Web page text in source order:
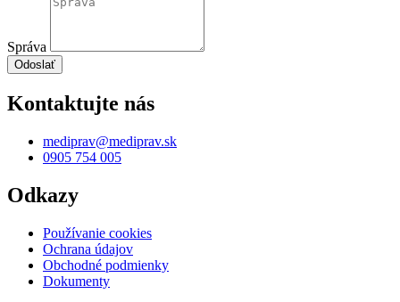
Správa
Odoslať
Kontaktujte nás
mediprav@mediprav.sk
0905 754 005
Odkazy
Používanie cookies
Ochrana údajov
Obchodné podmienky
Dokumenty